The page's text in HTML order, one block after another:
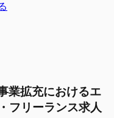
業拡充におけるエ
フリーランス求人